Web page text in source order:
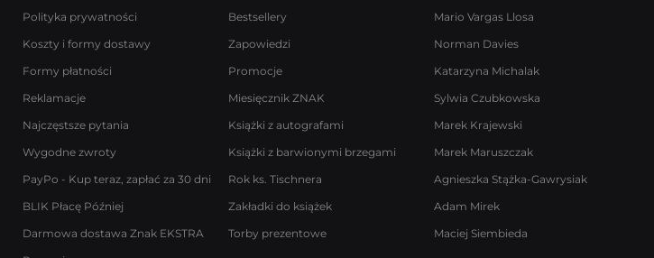
Polityka prywatności
Koszty i formy dostawy
Formy płatności
Reklamacje
Najczęstsze pytania
Wygodne zwroty
PayPo - Kup teraz, zapłać za 30 dni
BLIK Płacę Później
Darmowa dostawa Znak EKSTRA
Bestsellery
Zapowiedzi
Promocje
Miesięcznik ZNAK
Książki z autografami
Książki z barwionymi brzegami
Rok ks. Tischnera
Zakładki do książek
Torby prezentowe
Mario Vargas Llosa
Norman Davies
Katarzyna Michalak
Sylwia Czubkowska
Marek Krajewski
Marek Maruszczak
Agnieszka Stążka-Gawrysiak
Adam Mirek
Maciej Siembieda